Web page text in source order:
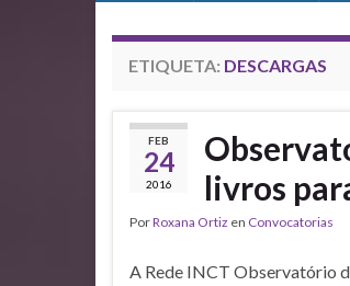
ETIQUETA: DESCARGAS
FEB
24
2016
livros
PorRoxana Ortiz en Convocatorias
A Rede INCT Observatório